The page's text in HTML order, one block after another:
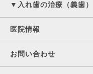
▼入れ歯の治療（義歯）
医院情報
お問い合わせ